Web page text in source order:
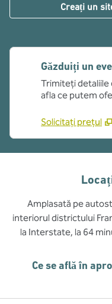
Creați un
Găzduiți un
Trimiteți detaliile
afla ce putem
Solicitați prețul
Amplasată pe
interiorul districtului
la Interstate, la 64
Ce se află în